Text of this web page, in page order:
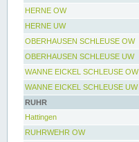
HERNE OW
HERNE UW
OBERHAUSEN SCHLEUSE OW
OBERHAUSEN SCHLEUSE UW
WANNE EICKEL SCHLEUSE OW
WANNE EICKEL SCHLEUSE UW
RUHR
Hattingen
RUHRWEHR OW